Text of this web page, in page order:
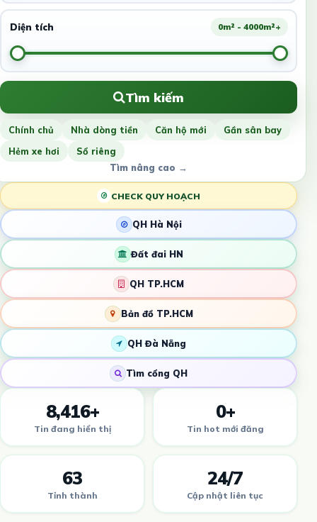
Diện tích 0m² - 4000m²+
Tìm kiếm
Chính chủ Nhà dòng tiền Căn hộ mới
Gần sân bay
Hẻm xe hơi
Sổ riêng
Tìm nâng cao →
CHECK QUY HOẠCH
QH Hà Nội
Đất đai HN
QH TP.HCM
Bản đồ TP.HCM
QH Đà Nẵng
Tìm cổng QH
8,416+
Tin đang hiển thị
0+
Tin hot mới đăng
63
Tỉnh thành
24/7
Cập nhật liên tục